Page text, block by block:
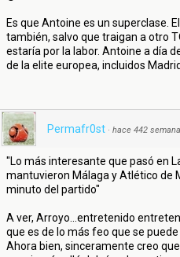
Es que Antoine es un superclase.
también, salvo que traigan a otro
estaría por la labor. Antoine a día
de la elite europea, incluidos
Permafr0st · hace 442
"Lo más interesante que pasó en
mantuvieron Málaga y Atlético de
minuto del partido"
A ver, Arroyo...entretenido
que es de lo más feo que se
Ahora bien, sinceramente creo